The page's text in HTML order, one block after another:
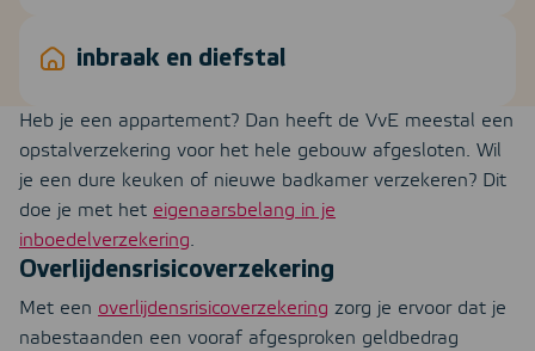
inbraak en diefstal
Heb je een appartement? Dan heeft de VvE meestal een
opstalverzekering voor het hele gebouw afgesloten. Wil
je een dure keuken of nieuwe badkamer verzekeren? Dit
doe je met het eigenaarsbelang in je
inboedelverzekering.
Overlijdensrisicoverzekering
Met een overlijdensrisicoverzekering zorg je ervoor dat je
nabestaanden een vooraf afgesproken geldbedrag